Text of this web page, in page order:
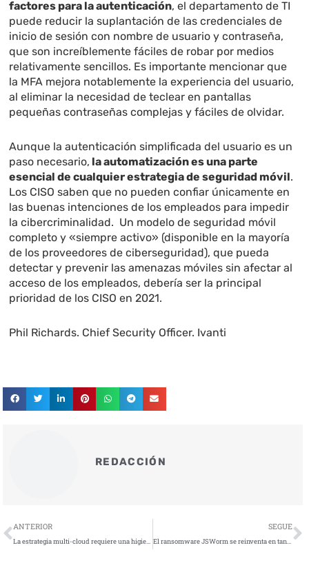
factores para la autenticación, el departamento de TI
puede reducir la suplantación de las credenciales de
inicio de sesión con nombre de usuario y contraseña,
que son increíblemente fáciles de robar por medios
relativamente sencillos. Es importante mencionar que
la MFA mejora notablemente la experiencia del usuario,
al eliminar la necesidad de teclear en pantallas
pequeñas contraseñas complejas y fáciles de olvidar.
Aunque la autenticación simplificada del usuario es un
paso necesario, la automatización es una parte
esencial de cualquier estrategia de seguridad móvil.
Los CISO saben que no pueden confiar únicamente en
las buenas intenciones de los empleados para impedir
la cibercriminalidad. Un modelo de seguridad móvil
completo y «siempre activo» (disponible en la mayoría
de los proveedores de ciberseguridad), que pueda
detectar y prevenir las amenazas móviles sin afectar al
acceso de los empleados, debería ser la principal
prioridad de los CISO en 2021.
Phil Richards. Chief Security Officer. Ivanti
REDACCIÓN
Ant
ANTERIOR
La estrategia multi-cloud requiere una higiene digital impecable
SEGUE
El ransomware JSWorm se reinventa en tan solo dos años